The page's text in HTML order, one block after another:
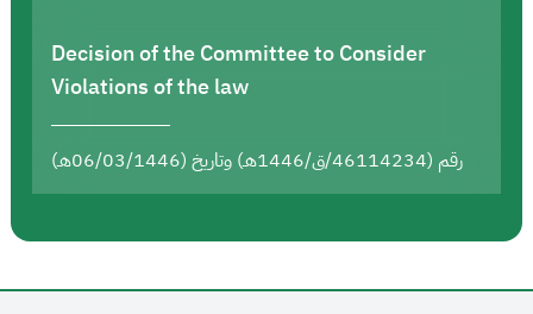
Decision of the Committee to Consider
Violations of the law
رقم (46114234/ق/1446هـ) وتاريخ (06/03/1446هـ)